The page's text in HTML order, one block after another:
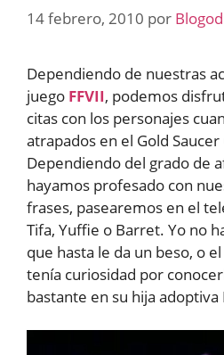
14 febrero, 2010 por
Dependiendo de nuestras
juego FFVII, podemos
citas con los personajes
atrapados en el Gold
Dependiendo del grado de
hayamos profesado con
frases, pasearemos en el
Tifa, Yuffie o Barret. Yo no
que hasta le da un beso, o
tenía curiosidad por
bastante en su hija